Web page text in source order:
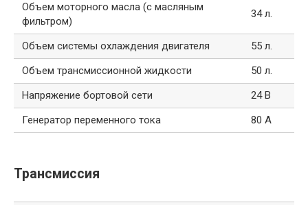
Объем моторного масла (с масляным
фильтром)
34 л.
Объем системы охлаждения двигателя
55 л.
Объем трансмиссионной жидкости
50 л.
Напряжение бортовой сети
24 В
Генератор переменного тока
80 А
Трансмиссия